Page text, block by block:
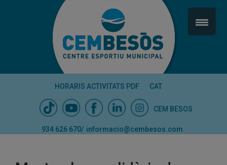
HORARIS ACTIVITATS PDF CAT
CEM BESOS
934 626 670/ informacio@cembesos.com